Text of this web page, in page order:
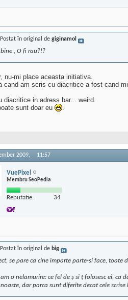
Postat în original de giginamol
, O fi rau?!?
nu-mi place aceasta initiativa.
cand am scris cu diacritice a fost cand
diacritice in adress bar... weird.
sunt doar eu
.
2009, 11:57
VuePixel
Membru SeoPedia
Reputatie: 34
Postat în original de big
se pare ca cine imparte parte-si face,
o nelamurire: ce fel de ş si ţ folosesc ei, ca
dar parca sunt diferite decat cele